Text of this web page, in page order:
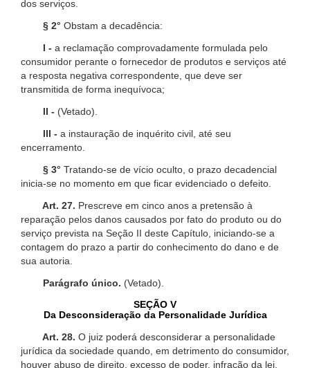
dos serviços.
§ 2° Obstam a decadência:
I - a reclamação comprovadamente formulada pelo
consumidor perante o fornecedor de produtos e serviços até
a resposta negativa correspondente, que deve ser
transmitida de forma inequívoca;
II - (Vetado).
III - a instauração de inquérito civil, até seu
encerramento.
§ 3° Tratando-se de vício oculto, o prazo decadencial
inicia-se no momento em que ficar evidenciado o defeito.
Art. 27. Prescreve em cinco anos a pretensão à
reparação pelos danos causados por fato do produto ou do
serviço prevista na Seção II deste Capítulo, iniciando-se a
contagem do prazo a partir do conhecimento do dano e de
sua autoria.
Parágrafo único. (Vetado).
SEÇÃO V
Da Desconsideração da Personalidade Jurídica
Art. 28. O juiz poderá desconsiderar a personalidade
jurídica da sociedade quando, em detrimento do consumidor,
houver abuso de direito, excesso de poder, infração da lei,